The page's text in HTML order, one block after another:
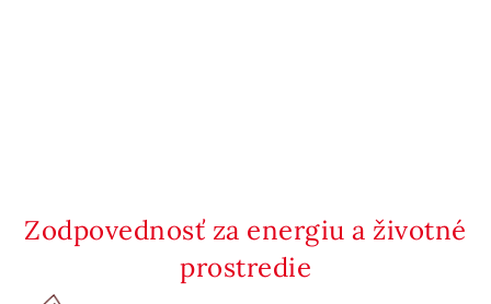
Zodpovednosť za energiu a životné
prostredie
Telefónne kontakty